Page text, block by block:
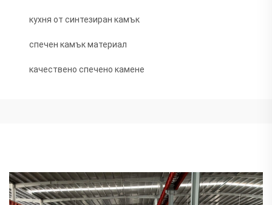
кухня от синтезиран камък
спечен камък материал
качествено спечено камене